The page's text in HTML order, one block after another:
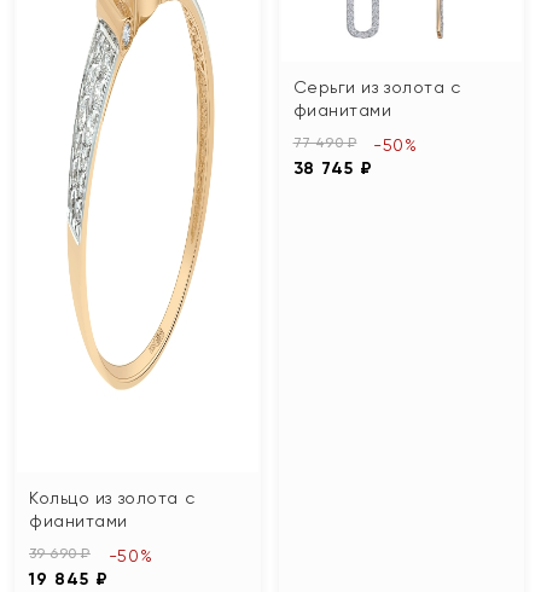
Кольцо из золота с
фианитами
39 690 ₽
19 845 ₽
-50%
Серьги из золота с
фианитами
77 490 ₽
38 745 ₽
-50%